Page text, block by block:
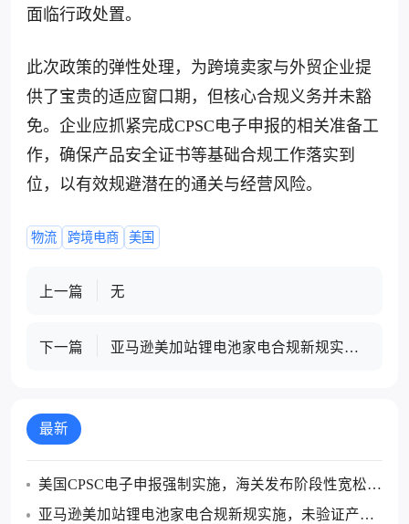
面临行政处置。
此次政策的弹性处理，为跨境卖家与外贸企业提
供了宝贵的适应窗口期，但核心合规义务并未豁
免。企业应抓紧完成CPSC电子申报的相关准备工
作，确保产品安全证书等基础合规工作落实到
位，以有效规避潜在的通关与经营风险。
物流 跨境电商 美国
上一篇 无
下一篇
亚马逊美加站锂电池家电合规新规实
最新
美国CPSC电子申报强制实施，海关发布阶段性宽松执
行方案
亚马逊美加站锂电池家电合规新规实施，未验证产品8